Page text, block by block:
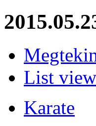
List view
Karate